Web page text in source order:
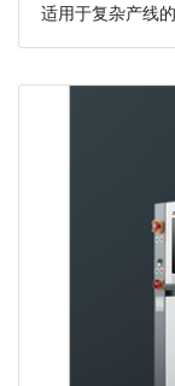
适用于复杂产线